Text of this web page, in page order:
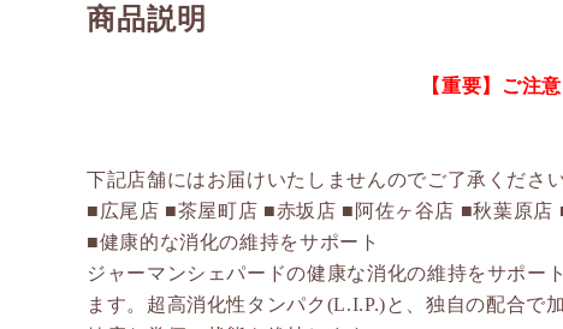
商品説明
【重要】ご注
下記店舗にはお届けいたしませんのでご了承ください
■広尾店 ■茶屋町店 ■赤坂店 ■阿佐ヶ谷店 ■秋葉原店
■健康的な消化の維持をサポート
ジャーマンシェパードの健康な消化の維持をサポー
ます。超高消化性タンパク(L.I.P.)と、独自の配合で